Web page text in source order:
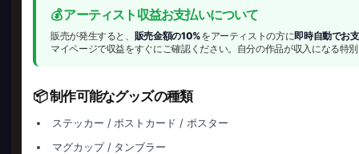
💰 アーティスト収益お支払いについて
販売が発生すると、 販売金額の10%をアーティストの方に即時自動でお
マイページで収益をすぐにご確認ください。自分の作品が収入になる特
📦 制作可能なグッズの種類
ステッカー / ポストカード / ポスター
マグカップ / タンブラー